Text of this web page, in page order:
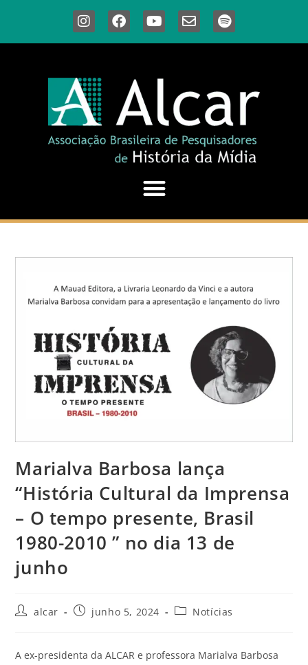
Marialva Barbosa lança
“História Cultural da Imprensa
– O tempo presente, Brasil
1980-2010 ” no dia 13 de
junho
alcar junho 5, 2024 Notícias
A ex-presidenta da ALCAR e professora Marialva Barbosa